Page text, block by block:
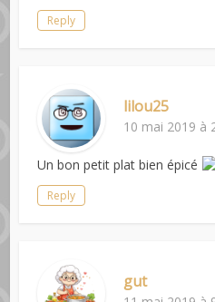
Reply
lilou25
10 mai 2019 à
Un bon petit plat bien épicé
Reply
gut